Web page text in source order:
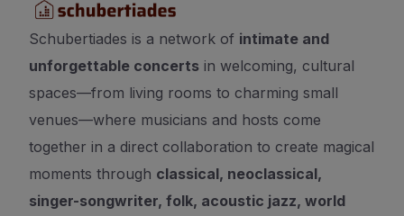
Schubertiades is a network of intimate and
unforgettable concerts in welcoming, cultural
spaces—from living rooms to charming small
venues—where musicians and hosts come
together in a direct collaboration to create magical
moments through classical, neoclassical,
singer-songwriter, folk, acoustic jazz, world